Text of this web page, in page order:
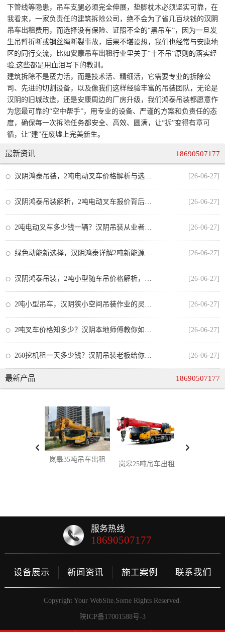
下管线等隐患，吊车支腿必须完全伸展，垫脚枕木必须坚实可靠，在
我看来，一家负责任的建筑拆除公司，绝不会为了省几百块钱的汉阴
吊车出租费用，而选择没有保险、证照不全的“黑吊车”，因为一旦发
生吊臂折断或钢丝绳断裂事故，后果不堪设想，我们也经常与安康地
区的同行交流，比如 安康吊车出租行业里关于“十不吊”原则的落实经
验,这些都是用血泪写下的教训。
建筑拆除不是蛮力活，而是技术活、精细活，它需要专业的拆除公
司、先进的切割设备，以及像我们这样经验丰富的吊装团队，无论是
汉阴的旧城改造，还是安康周边的厂房升级，我们鸿泰吊装都愿意作
为您最可靠的“空中帮手”，用专业的设备、严谨的方案和负责任的态
度，确保每一次拆除任务都安全、高效、圆满，让“拆”变得有章可
循，让“建”在废墟上完美新生。
最新资讯 18690507177
[26-06-27]
[26-06-27]
[26-06-27]
[26-06-27]
[26-06-27]
[26-06-27]
[26-06-27]
[26-06-27]
最新产品 18690507177
岚皋35吨吊车出租
岚皋25吨吊车出租
服务热线
18690507177
设备展示 新闻资讯 施工案例 联系我们
Copyright Your WebSite.Some Rights Reserved.
陕ICP备17001588号-3